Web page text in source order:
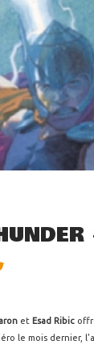
et Esad Ribic
le mois dernier,